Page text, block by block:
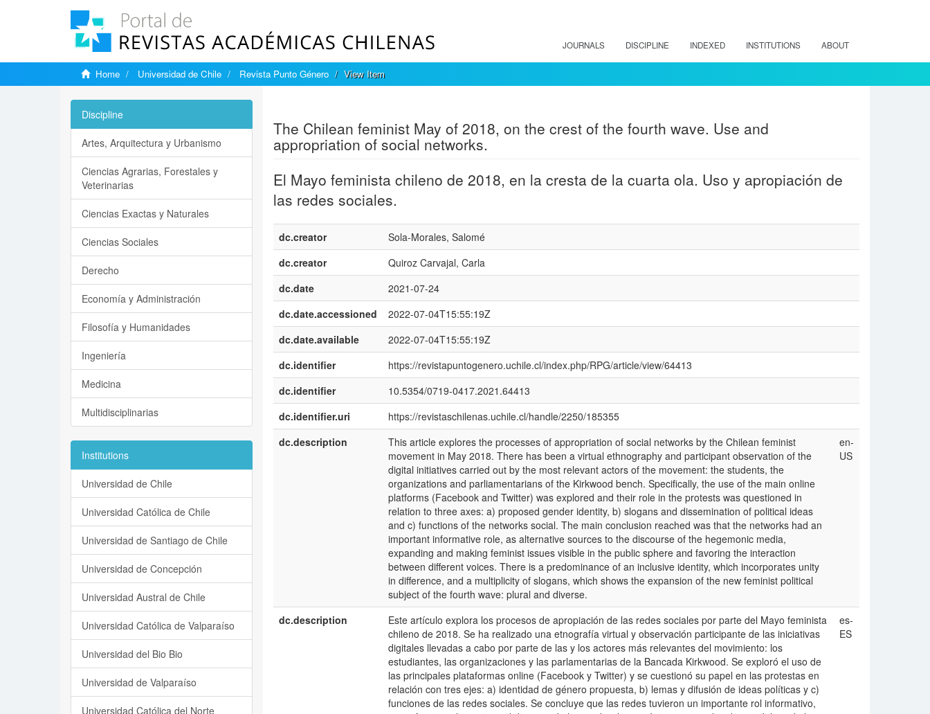
JOURNALS DISCIPLINE INDEXED INSTITUTIONS ABOUT
Home Universidad de Chile Revista Punto Género View Item
The Chilean feminist May of 2018, on the crest of the fourth wave. Use and
appropriation of social networks.
El Mayo feminista chileno de 2018, en la cresta de la cuarta ola. Uso y apropiación de
las redes sociales.
dc.creator
Sola-Morales, Salomé
dc.creator
Quiroz Carvajal, Carla
dc.date
2021-07-24
dc.date.accessioned
2022-07-04T15:55:19Z
dc.date.available
2022-07-04T15:55:19Z
dc.identifier
https://revistapuntogenero.uchile.cl/index.php/RPG/article/view/64413
dc.identifier
10.5354/0719-0417.2021.64413
dc.identifier.uri
https://revistaschilenas.uchile.cl/handle/2250/185355
dc.description
This article explores the processes of appropriation of social networks by the Chilean feminist
movement in May 2018. There has been a virtual ethnography and participant observation of the
digital initiatives carried out by the most relevant actors of the movement: the students, the
organizations and parliamentarians of the Kirkwood bench. Specifically, the use of the main online
platforms (Facebook and Twitter) was explored and their role in the protests was questioned in
relation to three axes: a) proposed gender identity, b) slogans and dissemination of political ideas
and c) functions of the networks social. The main conclusion reached was that the networks had an
important informative role, as alternative sources to the discourse of the hegemonic media,
expanding and making feminist issues visible in the public sphere and favoring the interaction
between different voices. There is a predominance of an inclusive identity, which incorporates unity
in difference, and a multiplicity of slogans, which shows the expansion of the new feminist political
subject of the fourth wave: plural and diverse.
en-
US
dc.description
Este artículo explora los procesos de apropiación de las redes sociales por parte del Mayo feminista
chileno de 2018. Se ha realizado una etnografía virtual y observación participante de las iniciativas
digitales llevadas a cabo por parte de las y los actores más relevantes del movimiento: los
estudiantes, las organizaciones y las parlamentarias de la Bancada Kirkwood. Se exploró el uso de
las principales plataformas online (Facebook y Twitter) y se cuestionó su papel en las protestas en
relación con tres ejes: a) identidad de género propuesta, b) lemas y difusión de ideas políticas y c)
funciones de las redes sociales. Se concluye que las redes tuvieron un importante rol informativo,
es-
ES
Discipline
Artes, Arquitectura y Urbanismo
Ciencias Agrarias, Forestales y
Veterinarias
Ciencias Exactas y Naturales
Ciencias Sociales
Derecho
Economía y Administración
Filosofía y Humanidades
Ingeniería
Medicina
Multidisciplinarias
Institutions
Universidad de Chile
Universidad Católica de Chile
Universidad de Santiago de Chile
Universidad de Concepción
Universidad Austral de Chile
Universidad Católica de Valparaíso
Universidad del Bio Bio
Universidad de Valparaíso
Universidad Católica del Norte